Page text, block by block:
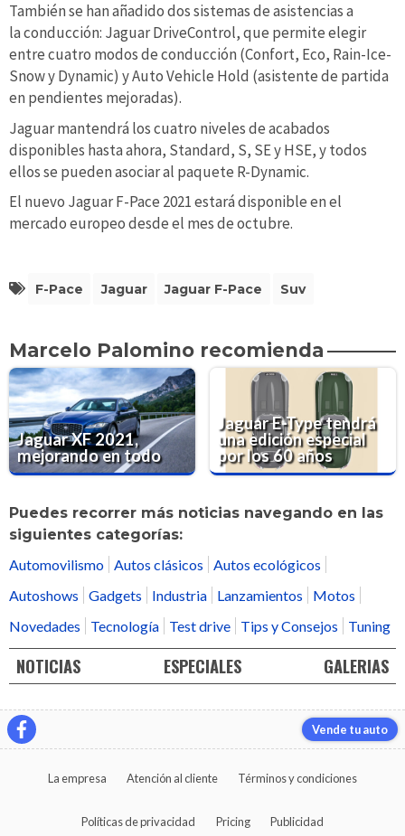
También se han añadido dos sistemas de asistencias a
la conducción: Jaguar DriveControl, que permite elegir
entre cuatro modos de conducción (Confort, Eco, Rain-Ice-
Snow y Dynamic) y Auto Vehicle Hold (asistente de partida
en pendientes mejoradas).
Jaguar mantendrá los cuatro niveles de acabados
disponibles hasta ahora, Standard, S, SE y HSE, y todos
ellos se pueden asociar al paquete R-Dynamic.
El nuevo Jaguar F-Pace 2021 estará disponible en el
mercado europeo desde el mes de octubre.
F-Pace Jaguar Jaguar F-Pace Suv
Marcelo Palomino recomienda
Jaguar XF 2021,
mejorando en todo
Jaguar E-Type tendrá
una edición especial
por los 60 años
Puedes recorrer más noticias navegando en las
siguientes categorías:
Automovilismo
Autos clásicos
Autos ecológicos
Autoshows
Gadgets Industria Lanzamientos
Motos
Novedades
Tecnología Test drive Tips y Consejos Tuning
NOTICIAS ESPECIALES GALERIAS
Vende tu auto
La empresa Atención al cliente Términos y condiciones
Políticas de privacidad Pricing Publicidad